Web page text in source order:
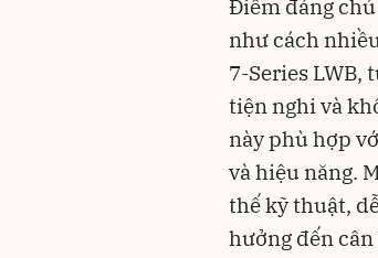
Điểm đáng
như cách
7-Series LWB,
tiện nghi và
này phù hợp
và hiệu năng.
thế kỹ thuật,
hưởng đến cân